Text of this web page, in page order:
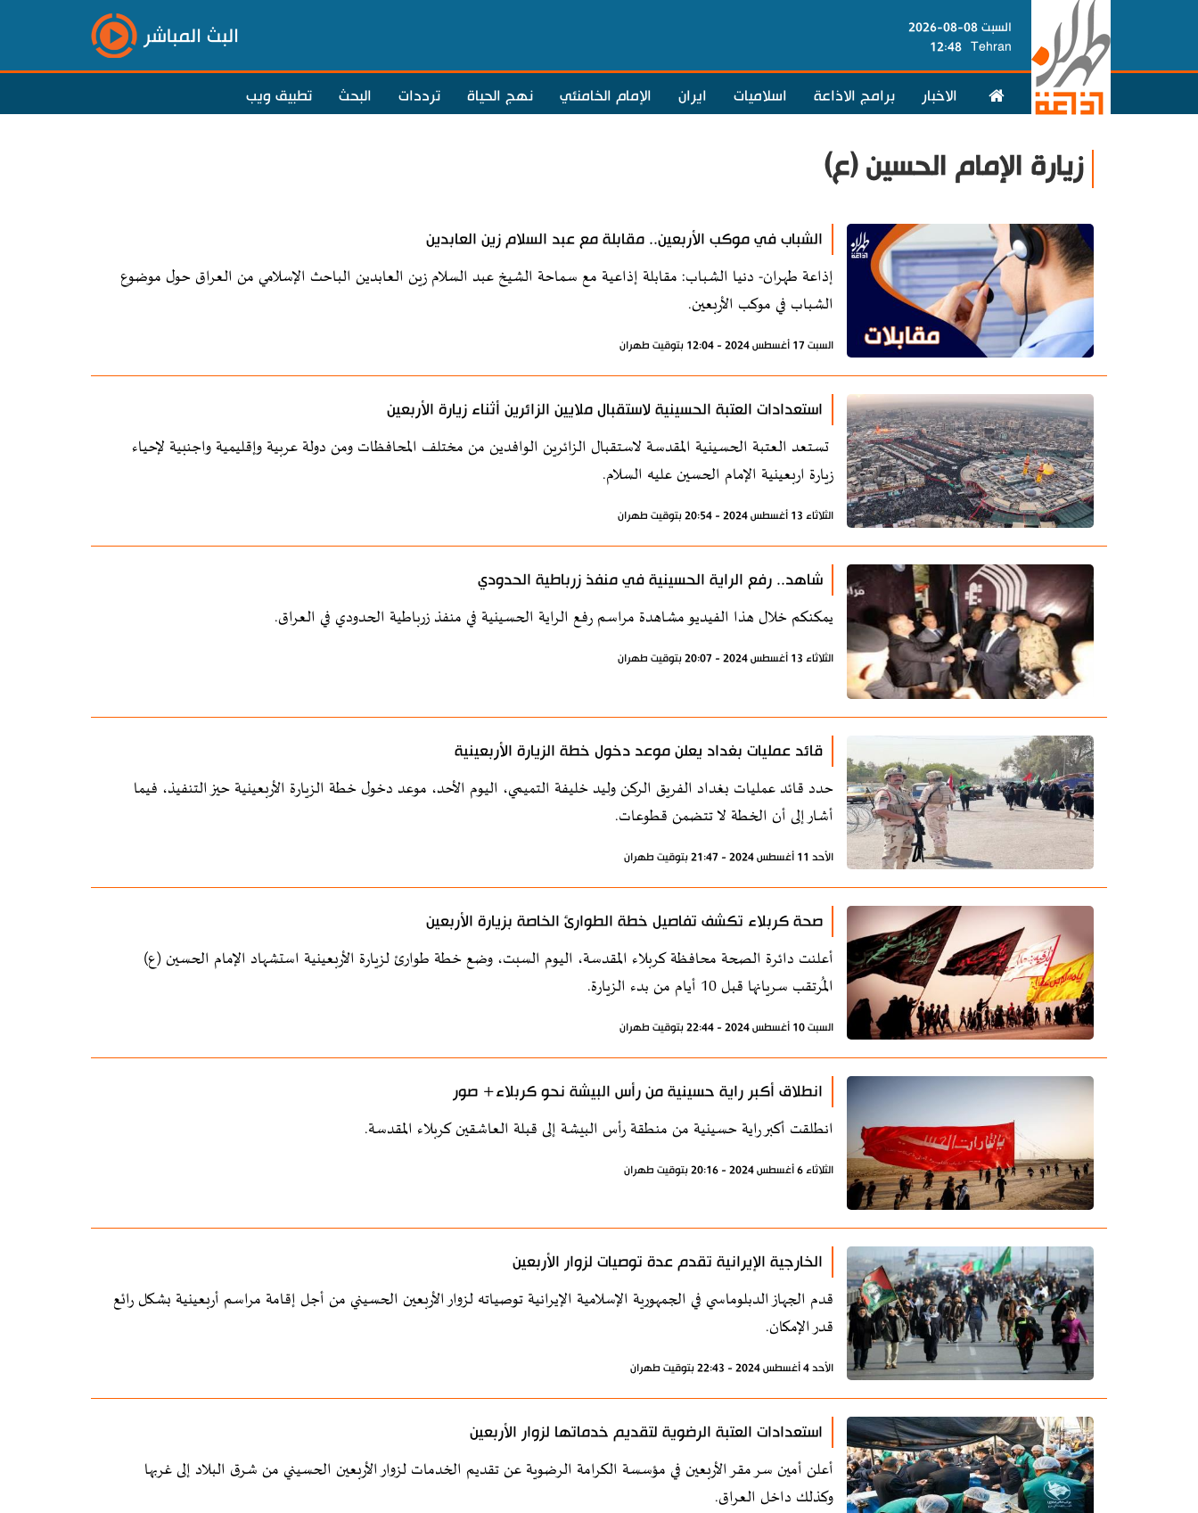
السبت 08-08-2026
Tehran
12:48 البث المباشر
الاخبار برامج الاذاعة اسلاميات ايران الإمام الخامنئي نهج الحياة ترددات البحث تطبيق ويب
زيارة الإمام الحسين (ع)
الشباب في موكب الأربعين.. مقابلة مع عبد السلام زين العابدين
إذاعة طهران- دنيا الشباب: مقابلة إذاعية مع سماحة الشيخ عبد السلام زين العابدين الباحث الإسلامي من العراق حول موضوع
الشباب في موكب الأربعين.
السبت 17 أغسطس 2024 - 12:04 بتوقيت طهران
استعدادات العتبة الحسينية لاستقبال ملايين الزائرين أثناء زيارة الأربعين
تستعد العتبة الحسينية المقدسة لاستقبال الزائرين الوافدين من مختلف المحافظات ومن دولة عربية وإقليمية واجنبية لإحياء
زيارة اربعينية الإمام الحسين عليه السلام.
الثلاثاء 13 أغسطس 2024 - 20:54 بتوقيت طهران
شاهد.. رفع الراية الحسينية في منفذ زرباطية الحدودي
يمكنكم خلال هذا الفيديو مشاهدة مراسم رفع الراية الحسينية في منفذ زرباطية الحدودي في العراق.
الثلاثاء 13 أغسطس 2024 - 20:07 بتوقيت طهران
قائد عمليات بغداد يعلن موعد دخول خطة الزيارة الأربعينية
حدد قائد عمليات بغداد الفريق الركن وليد خليفة التميمي، اليوم الأحد، موعد دخول خطة الزيارة الأربعينية حيز التنفيذ، فيما
أشار إلى أن الخطة لا تتضمن قطوعات.
الأحد 11 أغسطس 2024 - 21:47 بتوقيت طهران
صحة كربلاء تكشف تفاصيل خطة الطوارئ الخاصة بزيارة الأربعين
أعلنت دائرة الصحة محافظة كربلاء المقدسة، اليوم السبت، وضع خطة طوارئ لزيارة الأربعينية استشهاد الإمام الحسين (ع)
المُرتقب سريانها قبل 10 أيام من بدء الزيارة.
السبت 10 أغسطس 2024 - 22:44 بتوقيت طهران
انطلاق أكبر راية حسينية من رأس البيشة نحو كربلاء+ صور
انطلقت أكبر راية حسينية من منطقة رأس البيشة إلى قبلة العاشقين كربلاء المقدسة.
الثلاثاء 6 أغسطس 2024 - 20:16 بتوقيت طهران
الخارجية الإيرانية تقدم عدة توصيات لزوار الأربعين
قدم الجهاز الدبلوماسي في الجمهورية الإسلامية الإيرانية توصياته لزوار الأربعين الحسيني من أجل إقامة مراسم أربعينية بشكل رائع
قدر الإمكان.
الأحد 4 أغسطس 2024 - 22:43 بتوقيت طهران
استعدادات العتبة الرضوية لتقديم خدماتها لزوار الأربعين
أعلن أمين سر مقر الأربعين في مؤسسة الكرامة الرضوية عن تقديم الخدمات لزوار الأربعين الحسيني من شرق البلاد إلى غربها
وكذلك داخل العراق.